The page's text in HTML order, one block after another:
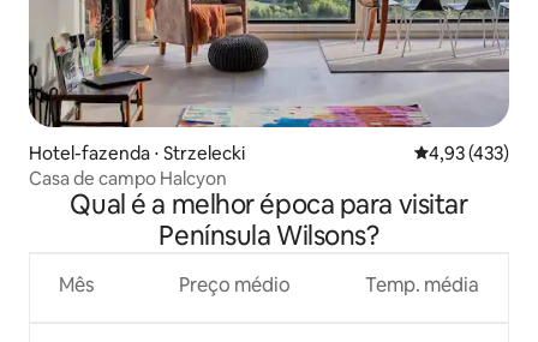
Hotel-fazenda ⋅ Strzelecki 4,93 de uma
4,93 (433)
Casa de campo Halcyon
Qual é a melhor época para visitar
Península Wilsons?
Mês Preço médio Temp. média